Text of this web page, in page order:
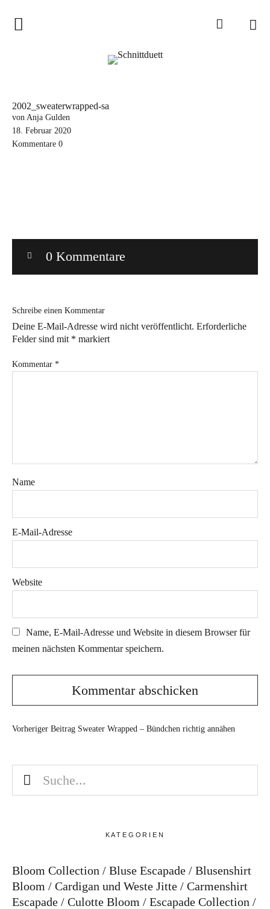
Home
Schnittduett Magazin
Tipps zur Schnittanpassung
Wir sagen Danke und Good
Kontakt
2002_sweaterwrapped-sa
von Anja Gulden
18. Februar 2020
Kommentare 0
0 Kommentare
Schreibe einen Kommentar
Deine E-Mail-Adresse wird nicht veröffentlicht. Erforderliche
Felder sind mit * markiert
Kommentar *
Name
E-Mail-Adresse
Website
Name, E-Mail-Adresse und Website in diesem Browser für
meinen nächsten Kommentar speichern.
Vorheriger Beitrag Sweater Wrapped – Bündchen richtig annähen
KATEGORIEN
Bloom Collection Bluse Escapade
Blusenshirt
Bloom
Cardigan und Weste Jitte
Carmenshirt
Escapade
Culotte Bloom
Escapade Collection